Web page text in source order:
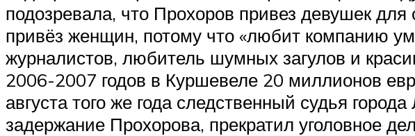
подозревала, что Прохоров привез девушек
привёз женщин, потому что «любит компанию
журналистов, любитель шумных загулов и
2006-2007 годов в Куршевеле 20 миллионов
августа того же года следственный судья
задержание Прохорова, прекратил уголовное